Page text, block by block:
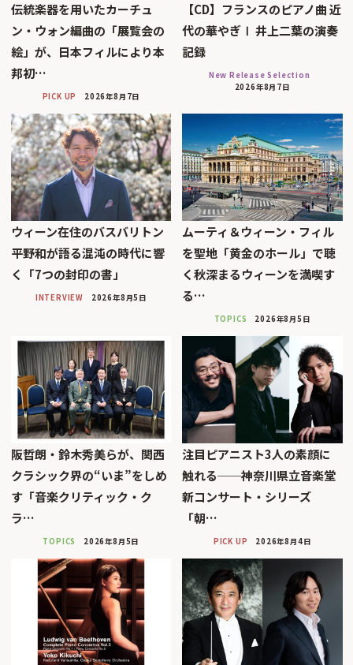
伝統楽器を用いたカーチュ
ン・ウォン編曲の「展覧会の
絵」が、日本フィルにより本
邦初…
PICK UP 2026年8月7日
【CD】フランスのピアノ曲 近
代の華やぎⅠ 井上二葉の演奏
記録
New Release Selection
2026年8月7日
ウィーン在住のバスバリトン
平野和が語る混沌の時代に響
く「7つの封印の書」
INTERVIEW 2026年8月5日
ムーティ＆ウィーン・フィル
を聖地「黄金のホール」で聴
く秋深まるウィーンを満喫す
る…
TOPICS 2026年8月5日
阪哲朗・鈴木秀美らが、関西
クラシック界の“いま”をしめ
す「音楽クリティック・ク
ラ…
TOPICS 2026年8月5日
注目ピアニスト3人の素顔に
触れる──神奈川県立音楽堂
新コンサート・シリーズ
「朝…
PICK UP 2026年8月4日